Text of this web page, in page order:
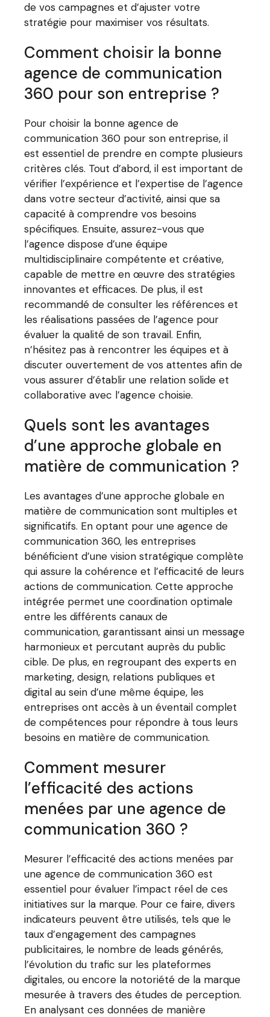
de vos campagnes et d’ajuster votre
stratégie pour maximiser vos résultats.
Comment choisir la bonne
agence de communication
360 pour son entreprise ?
Pour choisir la bonne agence de
communication 360 pour son entreprise, il
est essentiel de prendre en compte plusieurs
critères clés. Tout d’abord, il est important de
vérifier l’expérience et l’expertise de l’agence
dans votre secteur d’activité, ainsi que sa
capacité à comprendre vos besoins
spécifiques. Ensuite, assurez-vous que
l’agence dispose d’une équipe
multidisciplinaire compétente et créative,
capable de mettre en œuvre des stratégies
innovantes et efficaces. De plus, il est
recommandé de consulter les références et
les réalisations passées de l’agence pour
évaluer la qualité de son travail. Enfin,
n’hésitez pas à rencontrer les équipes et à
discuter ouvertement de vos attentes afin de
vous assurer d’établir une relation solide et
collaborative avec l’agence choisie.
Quels sont les avantages
d’une approche globale en
matière de communication ?
Les avantages d’une approche globale en
matière de communication sont multiples et
significatifs. En optant pour une agence de
communication 360, les entreprises
bénéficient d’une vision stratégique complète
qui assure la cohérence et l’efficacité de leurs
actions de communication. Cette approche
intégrée permet une coordination optimale
entre les différents canaux de
communication, garantissant ainsi un message
harmonieux et percutant auprès du public
cible. De plus, en regroupant des experts en
marketing, design, relations publiques et
digital au sein d’une même équipe, les
entreprises ont accès à un éventail complet
de compétences pour répondre à tous leurs
besoins en matière de communication.
Comment mesurer
l’efficacité des actions
menées par une agence de
communication 360 ?
Mesurer l’efficacité des actions menées par
une agence de communication 360 est
essentiel pour évaluer l’impact réel de ces
initiatives sur la marque. Pour ce faire, divers
indicateurs peuvent être utilisés, tels que le
taux d’engagement des campagnes
publicitaires, le nombre de leads générés,
l’évolution du trafic sur les plateformes
digitales, ou encore la notoriété de la marque
mesurée à travers des études de perception.
En analysant ces données de manière